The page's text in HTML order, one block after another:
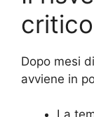
Dopo mesi
avviene in